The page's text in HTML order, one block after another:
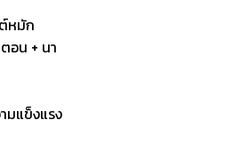
หมัก
อน + นา
มแข็งแรง